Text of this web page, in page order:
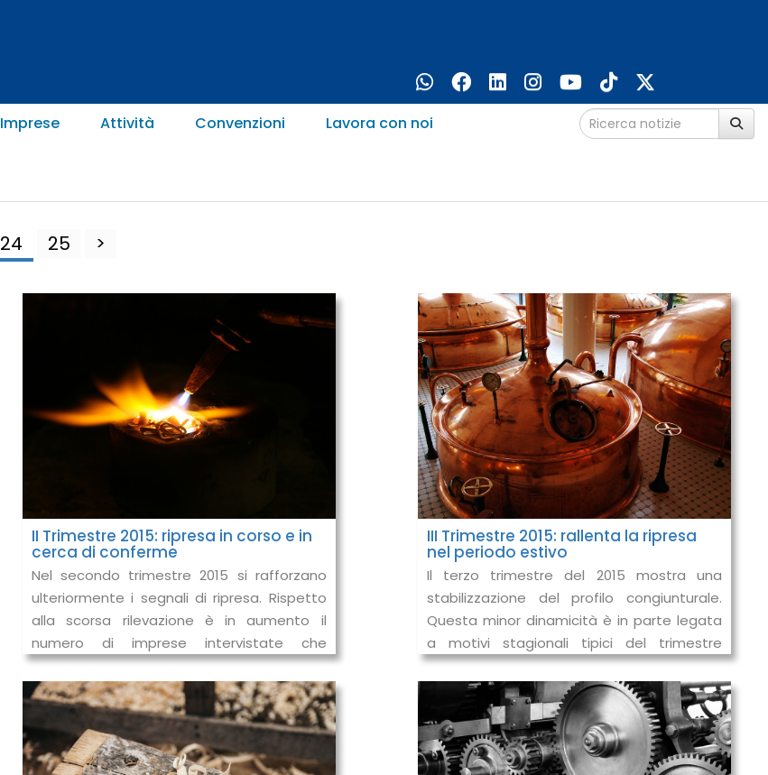
Imprese Attività Convenzioni
Lavora con noi
24 25 >
II Trimestre 2015: ripresa in corso e in
cerca di conferme
Nel secondo trimestre 2015 si rafforzano
ulteriormente i segnali di ripresa. Rispetto
alla scorsa rilevazione è in aumento il
numero di imprese intervistate che
dichiarano un miglioramento congiuntura
III Trimestre 2015: rallenta la ripresa
nel periodo estivo
Il terzo trimestre del 2015 mostra una
stabilizzazione del profilo congiunturale.
Questa minor dinamicità è in parte legata
a motivi stagionali tipici del trimestre
estivo, per sua natura meno reattiv